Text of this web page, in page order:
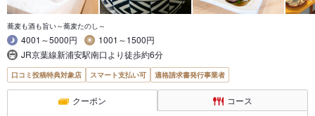
蕎麦も酒も旨い～蕎麦たのし～
4001～5000円
1001～1500円
JR京葉線新浦安駅南口より徒歩約6分
口コミ投稿特典対象店 スマート支払い可 適格請求書発行事業者
クーポン コース